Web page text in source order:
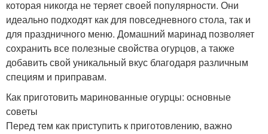
которая никогда не теряет своей популярности. Они
идеально подходят как для повседневного стола, так и
для праздничного меню. Домашний маринад позволяет
сохранить все полезные свойства огурцов, а также
добавить свой уникальный вкус благодаря различным
специям и приправам.
Как приготовить маринованные огурцы: основные
советы
Перед тем как приступить к приготовлению, важно